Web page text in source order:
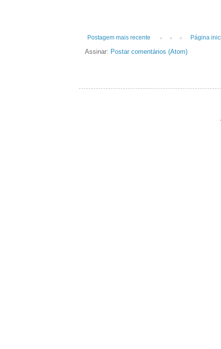
Postagem mais recente Página
Assinar: Postar comentários (Atom)